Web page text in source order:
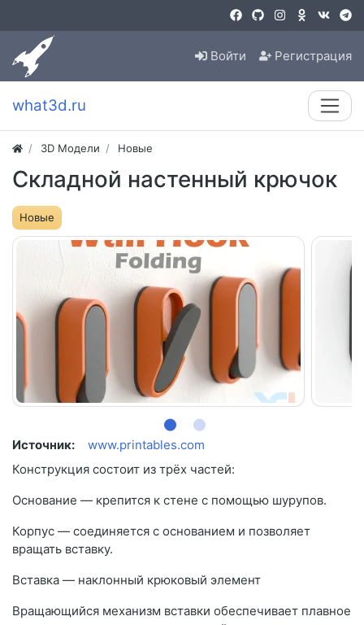
Войти Регистрация
what3d.ru
3D Модели Новые
Складной настенный крючок
Новые
Источник:
www.printables.com
Конструкция состоит из трёх частей:
Основание — крепится к стене с помощью шурупов.
Корпус — соединяется с основанием и позволяет
вращать вставку.
Вставка — наклонный крюковый элемент
Вращающийся механизм вставки обеспечивает плавное